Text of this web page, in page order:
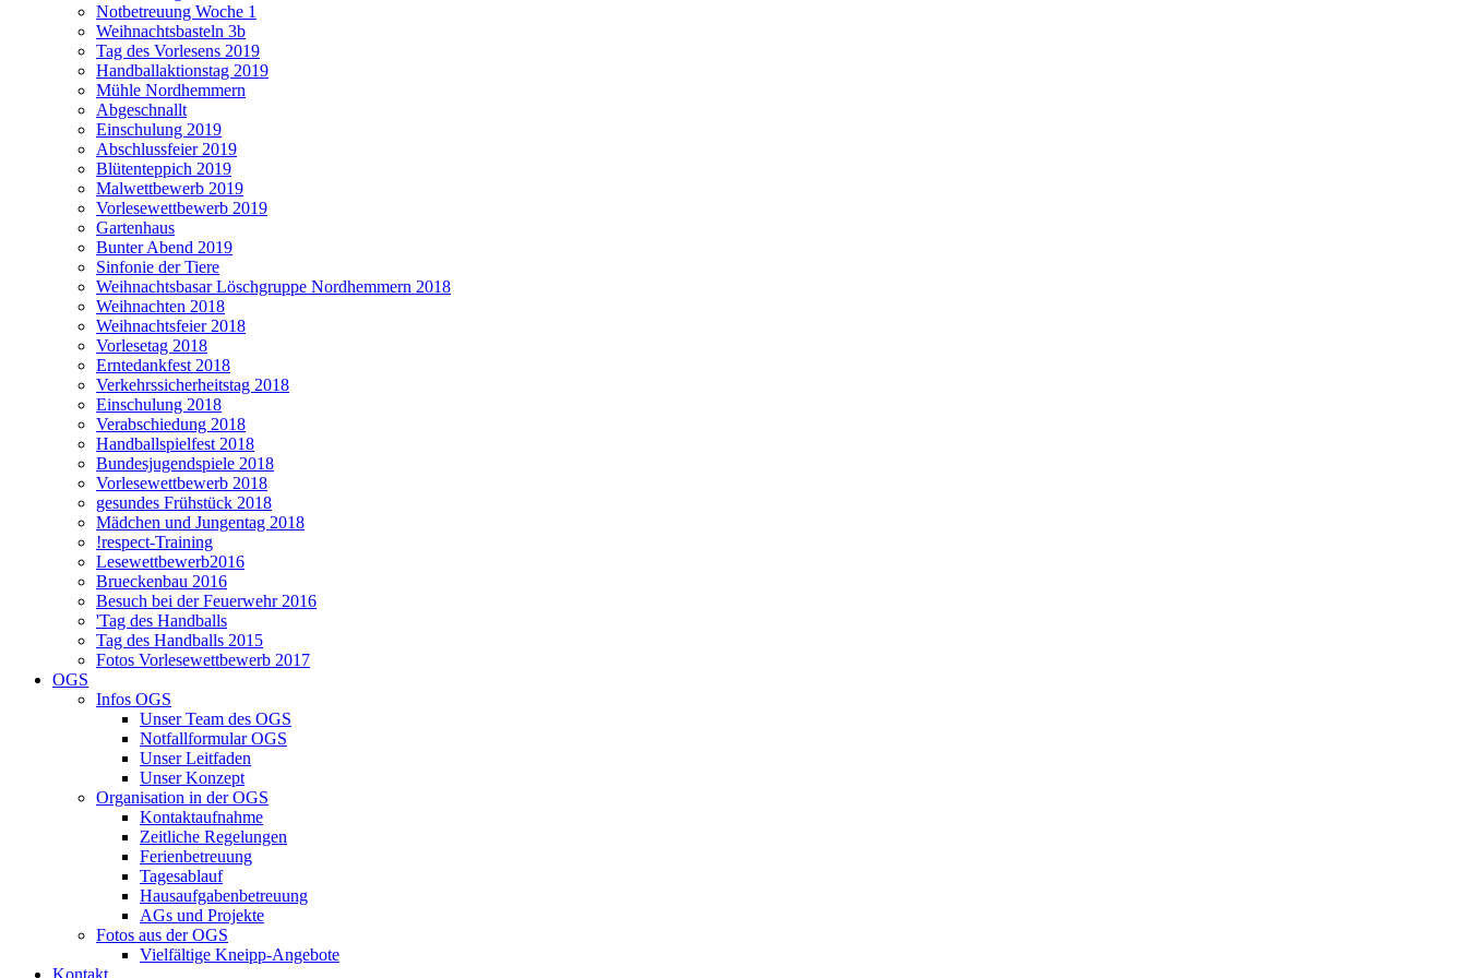
Notbetreuung Woche 1
Weihnachtsbasteln 3b
Tag des Vorlesens 2019
Handballaktionstag 2019
Mühle Nordhemmern
Abgeschnallt
Einschulung 2019
Abschlussfeier 2019
Blütenteppich 2019
Malwettbewerb 2019
Vorlesewettbewerb 2019
Gartenhaus
Bunter Abend 2019
Sinfonie der Tiere
Weihnachtsbasar Löschgruppe Nordhemmern 2018
Weihnachten 2018
Weihnachtsfeier 2018
Vorlesetag 2018
Erntedankfest 2018
Verkehrssicherheitstag 2018
Einschulung 2018
Verabschiedung 2018
Handballspielfest 2018
Bundesjugendspiele 2018
Vorlesewettbewerb 2018
gesundes Frühstück 2018
Mädchen und Jungentag 2018
!respect-Training
Lesewettbewerb2016
Brueckenbau 2016
Besuch bei der Feuerwehr 2016
'Tag des Handballs
Tag des Handballs 2015
Fotos Vorlesewettbewerb 2017
OGS
Infos OGS
Unser Team des OGS
Notfallformular OGS
Unser Leitfaden
Unser Konzept
Organisation in der OGS
Kontaktaufnahme
Zeitliche Regelungen
Ferienbetreuung
Tagesablauf
Hausaufgabenbetreuung
AGs und Projekte
Fotos aus der OGS
Vielfältige Kneipp-Angebote
Kontakt